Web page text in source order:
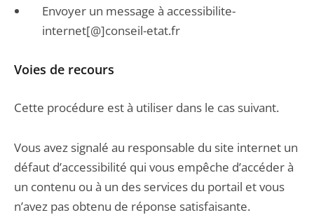
Envoyer un message à accessibilite-
internet[@]conseil-etat.fr
Voies de recours
Cette procédure est à utiliser dans le cas suivant.
Vous avez signalé au responsable du site internet un
défaut d’accessibilité qui vous empêche d’accéder à
un contenu ou à un des services du portail et vous
n’avez pas obtenu de réponse satisfaisante.